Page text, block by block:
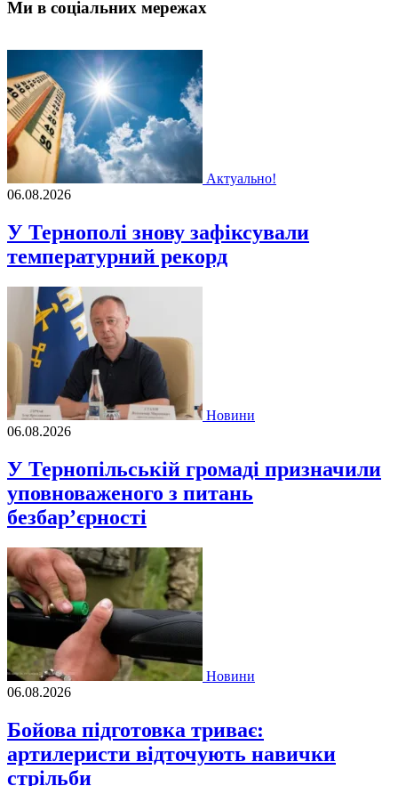
Ми в соціальних мережах
Актуально!
06.08.2026
У Тернополі знову зафіксували
температурний рекорд
Новини
06.08.2026
У Тернопільській громаді призначили
уповноваженого з питань
безбар’єрності
Новини
06.08.2026
Бойова підготовка триває:
артилеристи відточують навички
стрільби